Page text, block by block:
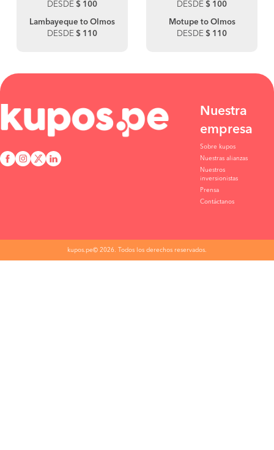
DESDE $ 100
Lambayeque to Olmos
DESDE $ 110
DESDE $ 100
Motupe to Olmos
DESDE $ 110
Nuestra
empresa
Sobre kupos
Nuestras alianzas
Nuestros
inversionistas
Prensa
Contáctanos
kupos.pe© 2026. Todos los derechos reservados.